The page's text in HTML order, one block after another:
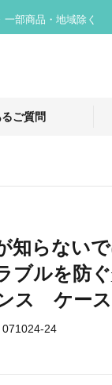
部商品・地域除く
ご質問
知らない
ブルを防
ス ケース
071024-24